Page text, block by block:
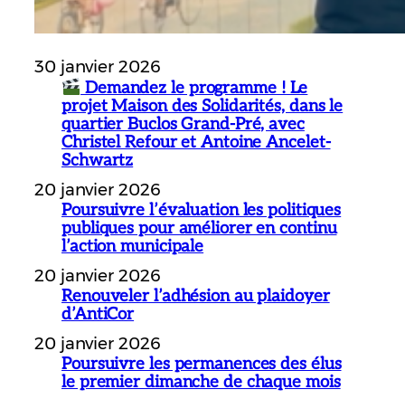
30 janvier 2026
Demandez le programme ! Le
projet Maison des Solidarités, dans le
quartier Buclos Grand-Pré, avec
Christel Refour et Antoine Ancelet-
Schwartz
20 janvier 2026
Poursuivre l’évaluation les politiques
publiques pour améliorer en continu
l’action municipale
20 janvier 2026
Renouveler l’adhésion au plaidoyer
d’AntiCor
20 janvier 2026
Poursuivre les permanences des élus
le premier dimanche de chaque mois